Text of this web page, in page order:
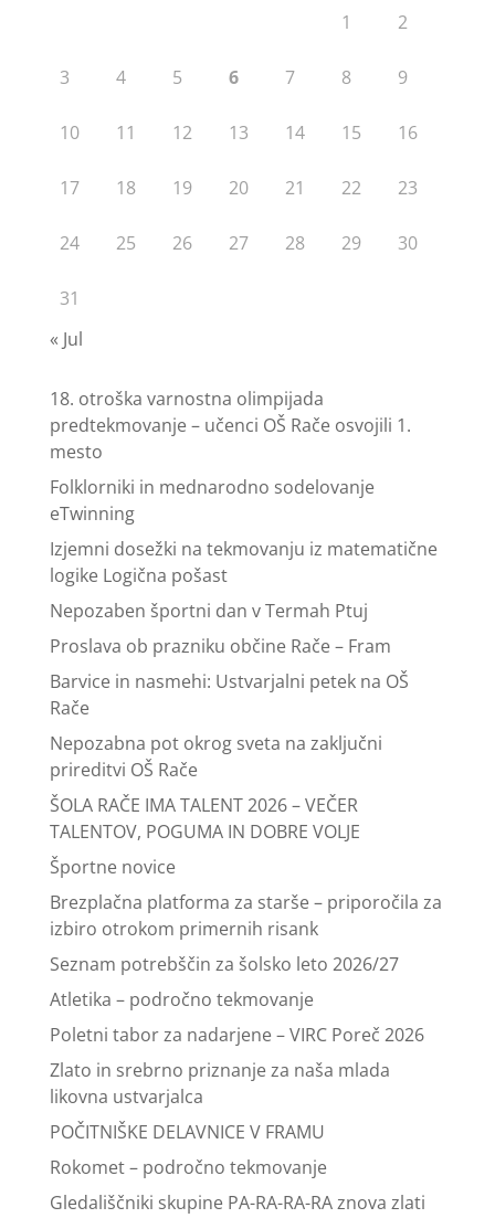
1 2
3 4 5 6 7 8 9
10 11 12 13 14 15 16
17 18 19 20 21 22 23
24 25 26 27 28 29 30
31
« Jul
18. otroška varnostna olimpijada
predtekmovanje – učenci OŠ Rače osvojili 1.
mesto
Folklorniki in mednarodno sodelovanje
eTwinning
Izjemni dosežki na tekmovanju iz matematične
logike Logična pošast
Nepozaben športni dan v Termah Ptuj
Proslava ob prazniku občine Rače – Fram
Barvice in nasmehi: Ustvarjalni petek na OŠ
Rače
Nepozabna pot okrog sveta na zaključni
prireditvi OŠ Rače
ŠOLA RAČE IMA TALENT 2026 – VEČER
TALENTOV, POGUMA IN DOBRE VOLJE
Športne novice
Brezplačna platforma za starše – priporočila za
izbiro otrokom primernih risank
Seznam potrebščin za šolsko leto 2026/27
Atletika – področno tekmovanje
Poletni tabor za nadarjene – VIRC Poreč 2026
Zlato in srebrno priznanje za naša mlada
likovna ustvarjalca
POČITNIŠKE DELAVNICE V FRAMU
Rokomet – področno tekmovanje
Gledališčniki skupine PA-RA-RA-RA znova zlati